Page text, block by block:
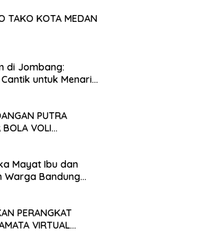
TAKO KOTA MEDAN
di Jombang:
untuk Menarik
PUTRA
BOLA VOLI
Mayat Ibu dan
Warga Bandung
PERANGKAT
VIRTUAL